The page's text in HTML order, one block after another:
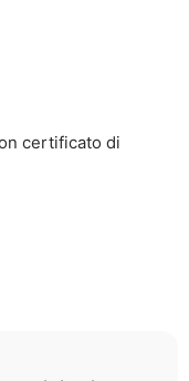
certificato di